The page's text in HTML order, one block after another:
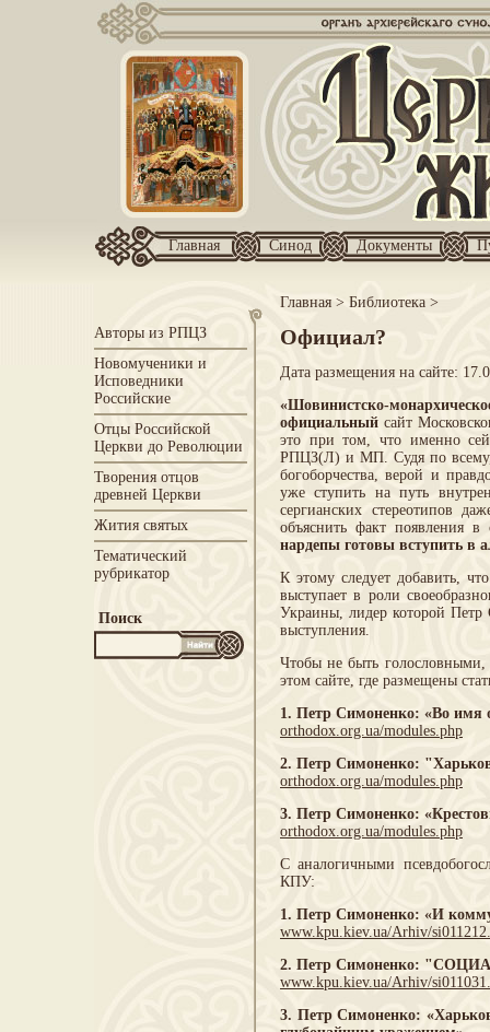
Главная Синод Документы
Главная> Библиотека >
Авторы из РПЦЗ
Новомученики и
Исповедники
Российские
Отцы Российской
Церкви до Революции
Творения отцов
древней Церкви
Жития святых
Тематический
рубрикатор
Поиск
Официал?
Дата размещения на сайте:
«Шовинистско-
официальный сайт
это при том, что именно
РПЦЗ(Л) и МП. Судя по всему,
богоборчества, верой и
уже ступить на путь
сергианских стереотипов
объяснить факт появления
нардепы готовы вступить в
К этому следует добавить,
выступает в роли
Украины, лидер которой Петр
выступления.
Чтобы не быть голословными,
этом сайте, где размещены
1. Петр Симоненко: «Во имя
orthodox.org.ua/modules.php
2. Петр Симоненко:
orthodox.org.ua/modules.php
3. Петр Симоненко:
orthodox.org.ua/modules.php
С аналогичными
КПУ:
1. Петр Симоненко: «И
www.kpu.kiev.ua/Arhiv/
2. Петр Симоненко:
www.kpu.kiev.ua/Arhiv/
3. Петр Симоненко: